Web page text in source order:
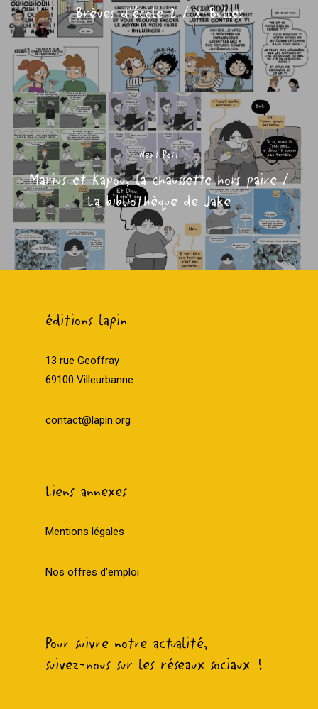
Brèves d'école 2 / X-Bulles
Next Post
Marius et Kapou, la chaussette hors paire /
La bibliothèque de Jake
éditions lapin
13 rue Geoffray
69100 Villeurbanne
contact@lapin.org
Liens annexes
Mentions légales
Nos offres d'emploi
Pour suivre notre actualité,
suivez-nous sur les réseaux sociaux !